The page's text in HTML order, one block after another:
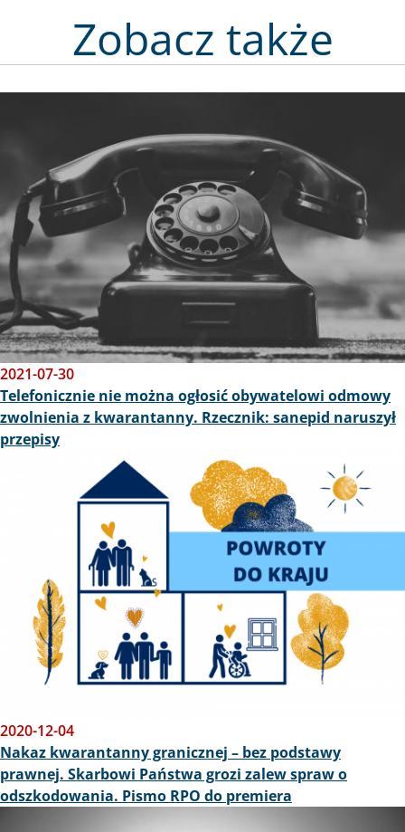
Zobacz także
2021-07-30
Telefonicznie nie można ogłosić obywatelowi odmowy
zwolnienia z kwarantanny. Rzecznik: sanepid naruszył
przepisy
2020-12-04
Nakaz kwarantanny granicznej – bez podstawy
prawnej. Skarbowi Państwa grozi zalew spraw o
odszkodowania. Pismo RPO do premiera